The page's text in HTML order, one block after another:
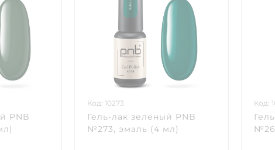
PNB
Код: 10273
Гель-лак зеленый PNB
№273, эмаль (4 мл)
Код: